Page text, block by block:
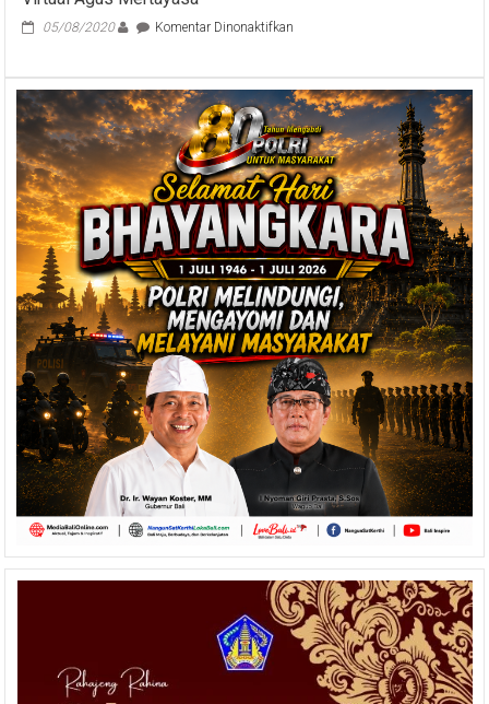
05/08/2020 Komentar Dinonaktifkan
Ny
Putri
Koster
Hadiri
Pameran
Virtual
Agus
Mertayasa